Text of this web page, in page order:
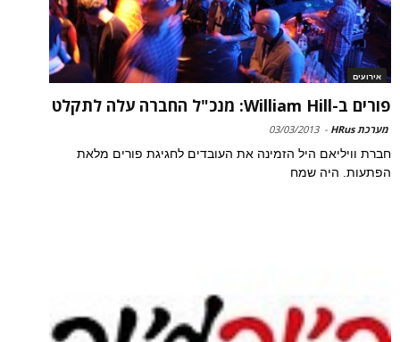
אירועים
פורים ב-William Hill: מנכ"ל החברה עלה לתקלט
מערכת HRus -
03/03/2013
חברת וויליאם היל הזמינה את העובדים לחגיגת פורים מלאת
הפתעות. היה שמח